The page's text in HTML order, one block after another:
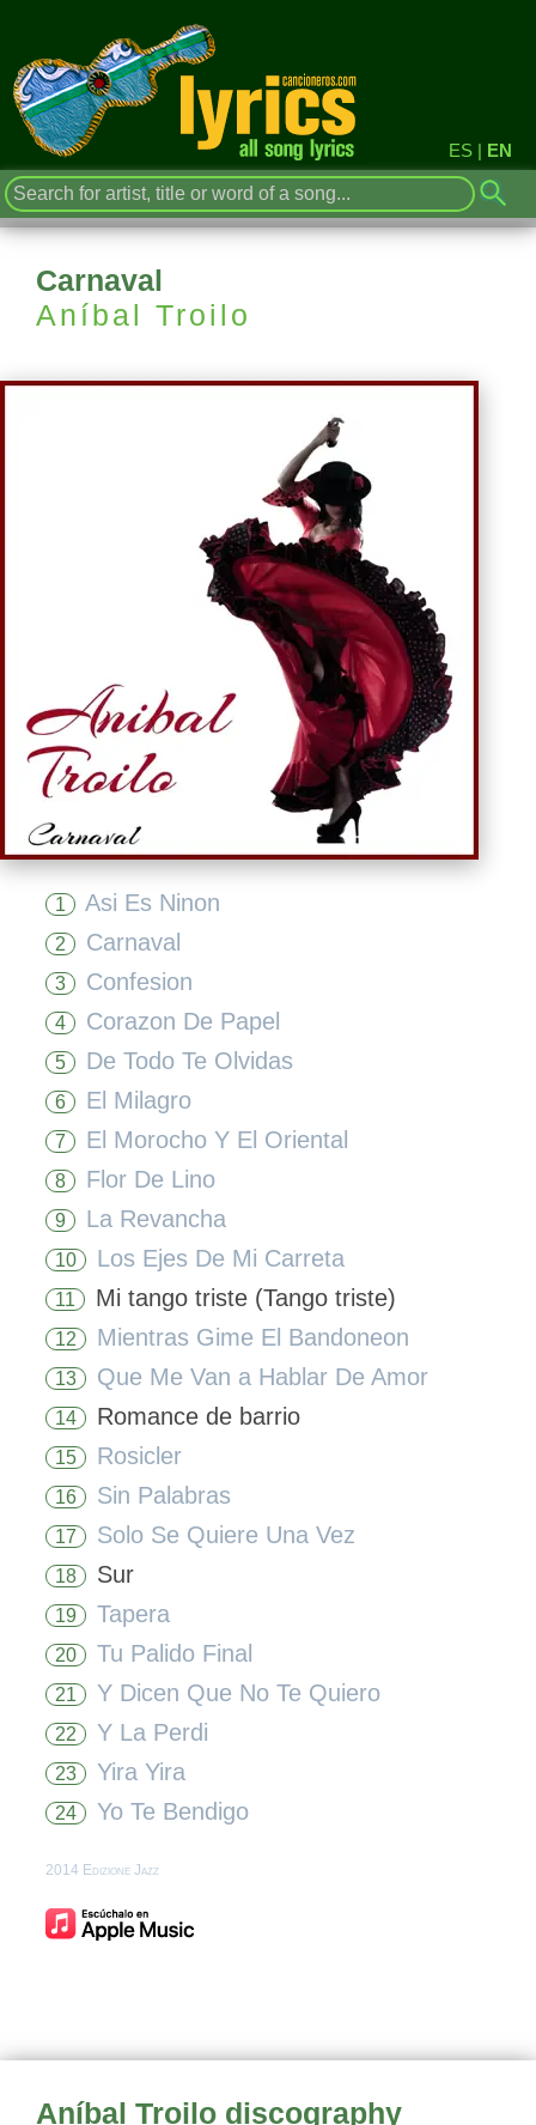
ES | EN
Carnaval
Aníbal Troilo
1 Asi Es Ninon
2 Carnaval
3 Confesion
4 Corazon De Papel
5 De Todo Te Olvidas
6 El Milagro
7 El Morocho Y El Oriental
8 Flor De Lino
9 La Revancha
10 Los Ejes De Mi Carreta
11 Mi tango triste (Tango triste)
12 Mientras Gime El Bandoneon
13 Que Me Van a Hablar De Amor
14 Romance de barrio
15 Rosicler
16 Sin Palabras
17 Solo Se Quiere Una Vez
18 Sur
19 Tapera
20 Tu Palido Final
21 Y Dicen Que No Te Quiero
22 Y La Perdi
23 Yira Yira
24 Yo Te Bendigo
2014 Edizione Jazz
Aníbal Troilo discography